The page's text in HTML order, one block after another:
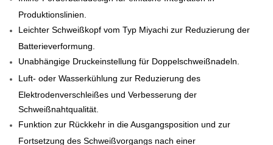
Produktionslinien.
Leichter Schweißkopf vom Typ Miyachi zur Reduzierung der
Batterieverformung.
Unabhängige Druckeinstellung für Doppelschweißnadeln.
Luft- oder Wasserkühlung zur Reduzierung des
Elektrodenverschleißes und Verbesserung der
Schweißnahtqualität.
Funktion zur Rückkehr in die Ausgangsposition und zur
Fortsetzung des Schweißvorgangs nach einer